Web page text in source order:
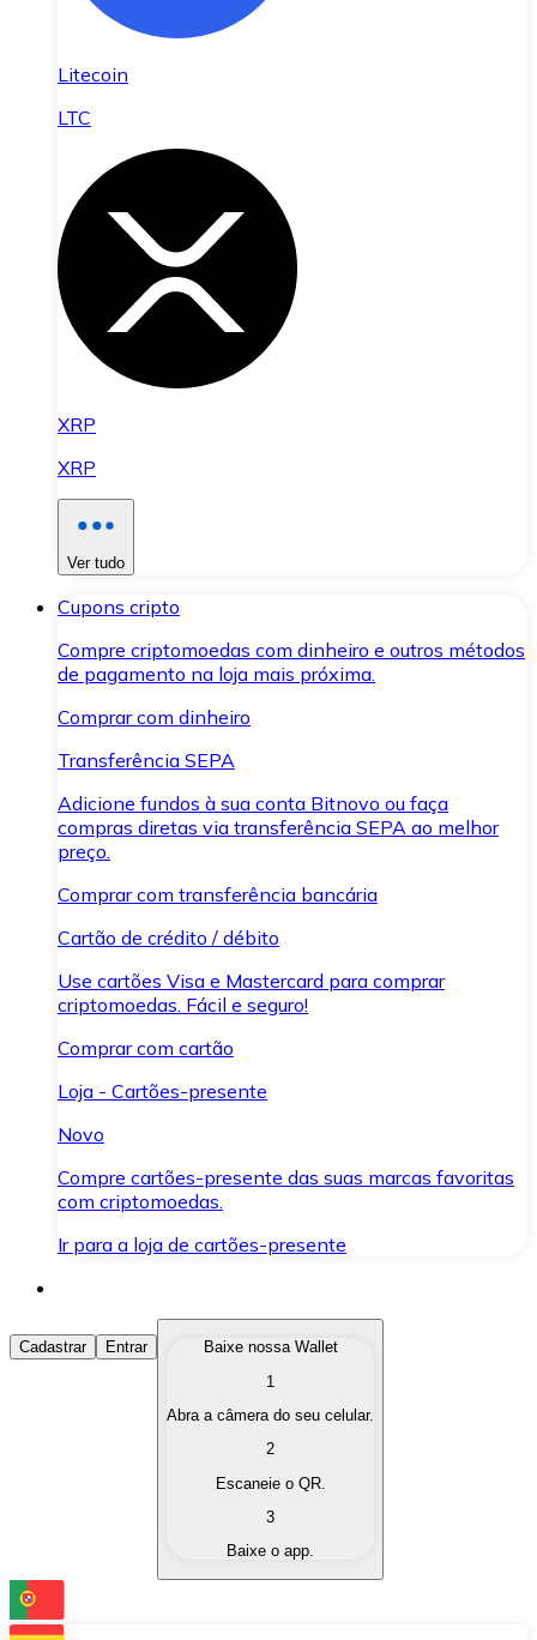
Litecoin
LTC
XRP
XRP
Ver tudo
Cupons cripto
Compre criptomoedas com dinheiro e outros métodos
de pagamento na loja mais próxima.
Comprar com dinheiro
Transferência SEPA
Adicione fundos à sua conta Bitnovo ou faça
compras diretas via transferência SEPA ao melhor
preço.
Comprar com transferência bancária
Cartão de crédito / débito
Use cartões Visa e Mastercard para comprar
criptomoedas. Fácil e seguro!
Comprar com cartão
Loja - Cartões-presente
Novo
Compre cartões-presente das suas marcas favoritas
com criptomoedas.
Ir para a loja de cartões-presente
Comprar Criptomoedas
Compre as criptomoedas de seu interesse de forma
Converta suas criptomoedas em moeda fiduciária
Troque uma criptomoeda por outra
Cadastrar Entrar
Baixe nossa Wallet
1
Abra a câmera do seu celular.
2
Escaneie o QR.
3
Baixe o app.